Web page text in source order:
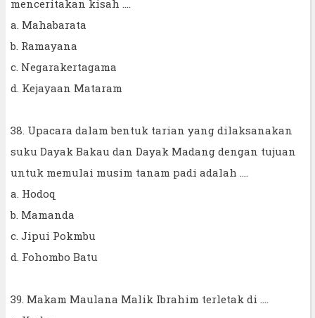
menceritakan kisah ....
a. Mahabarata
b. Ramayana
c. Negarakertagama
d. Kejayaan Mataram
38. Upacara dalam bentuk tarian yang dilaksanakan
suku Dayak Bakau dan Dayak Madang dengan tujuan
untuk memulai musim tanam padi adalah ....
a. Hodoq
b. Mamanda
c. Jipui Pokmbu
d. Fohombo Batu
39. Makam Maulana Malik Ibrahim terletak di ....